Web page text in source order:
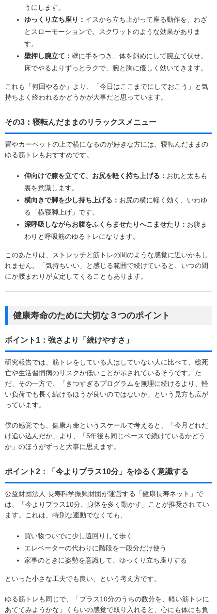
うにします。
ゆっくり立ち座り： イスから立ち上がって座る動作を、わざ
とスローモーションで。スクワットのような効果がありま
す。
壁押し腕立て： 壁に手をつき、体を斜めにして腕立て伏せ。
床でやるよりずっとラクで、腕と胸に優しく効いてきます。
これも「何回やるか」より、「今日はここまでにしておこう」と気
持ちよく終われるかどうかが大事だと思っています。
その3：寝転んだままのリラックスメニュー
畳やカーペットの上で横になるのが好きな方には、寝転んだままの
ゆる筋トレもおすすめです。
仰向けで膝を立てて、お尻を軽く持ち上げる： お尻と太もも
裏を意識します。
横向きで脚を少し持ち上げる： お尻の横に軽く効く、いわゆ
る「横寝脚上げ」です。
深呼吸しながらお腹をふくらませたりへこませたり： お腹ま
わりと呼吸筋のゆるトレになります。
このあたりは、ストレッチと筋トレの間のような感覚に近いかもし
れません。「気持ちいい」と感じる範囲で続けていると、いつの間
にか腰まわりが安定してくることもあります。
健康寿命のために大切な３つのポイント
ポイント1：強さより「続けやすさ」
研究報告では、筋トレをしている人はしていない人に比べて、総死
亡や生活習慣病のリスクが低いことが示されているそうです。た
だ、その一方で、「きつすぎるプログラムを無理に続けるより、軽
い負荷でも長く続けるほうが良いのではないか」という見方も広が
っています。
僕の感覚でも、健康寿命というスケールで考えると、「今月どれだ
け追い込んだか」より、「5年後も同じペースで続けているかどう
か」のほうがずっと大事に思えます。
ポイント2：「今よりプラス10分」をゆるく意識する
公益財団法人 長寿科学振興財団が運営する「健康長寿ネット」で
は、「今よりプラス10分、身体を多く動かす」ことが推奨されてい
ます。これは、特別な運動でなくても、
買い物ついでに少し遠回りして歩く
エレベーターの代わりに階段を一段分だけ使う
家事のときに姿勢を意識して、ゆっくり立ち座りする
といった小さな工夫でも良い、という考え方です。
ゆる筋トレも同じで、「プラス10分のうちの数分を、軽い筋トレに
あててみようかな」くらいの感覚で取り入れると、心にも体にも負